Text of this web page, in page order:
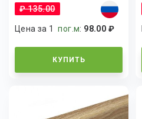
₽ 135.00
Цена за 1пог.м: 98.00 ₽
КУПИТЬ